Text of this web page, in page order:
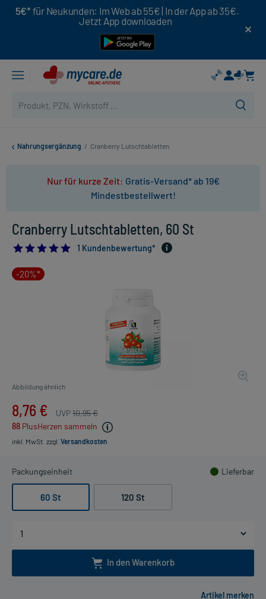
5€* für Neukunden: Im Web ab 55€ | In der App ab 35€.
Jetzt App downloaden
Nahrungsergänzung / Cranberry Lutschtabletten
Nur für kurze Zeit: Gratis-Versand* ab 19€
Mindestbestellwert!
Cranberry Lutschtabletten, 60 St
5.01 Kundenbewertung*
-20%*
Abbildung ähnlich
8,76 € UVP10,95 €
88 PlusHerzen sammeln
inkl. MwSt. zzgl. Versandkosten
Packungseinheit Lieferbar
60 St 120 St
In den Warenkorb